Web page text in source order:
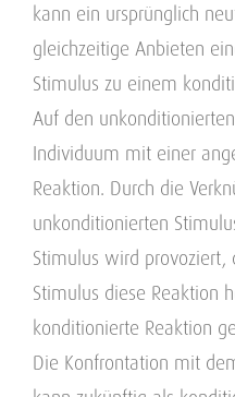
kann ein ursprünglich
gleichzeitige Anbieten
Stimulus zu einem
Auf den
Individuum mit einer
Reaktion. Durch die
unkonditionierten
Stimulus wird provoziert,
Stimulus diese Reaktion
konditionierte Reaktion
Die Konfrontation mit